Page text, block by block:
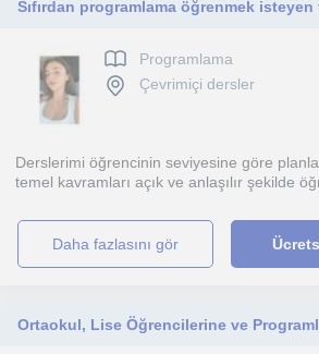
Programlama
Çevrimiçi dersler
Derslerimi öğrencinin seviyesine göre
temel kavramları açık ve anlaşılır şekilde
daha fazlasını gör